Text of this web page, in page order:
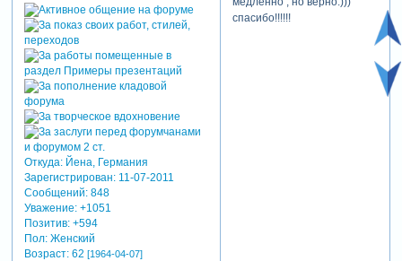
Откуда:Йена, Германия
Зарегистрирован: 11-07-2011
Сообщений:848
Уважение: +1051
Позитив: +594
Пол:Женский
Возраст:62 [1964-04-07]
спасибо!!!!!!